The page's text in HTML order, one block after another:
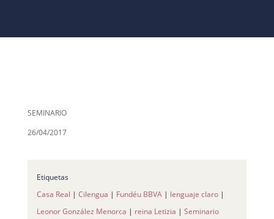
SEMINARIO
26/04/2017
Etiquetas
Casa Real | Cilengua | Fundéu BBVA| lenguaje claro|
Leonor González Menorca | reina Letizia | Seminario